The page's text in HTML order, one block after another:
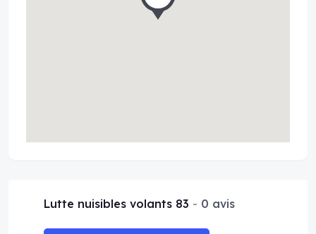
Lutte nuisibles volants 83 0 avis